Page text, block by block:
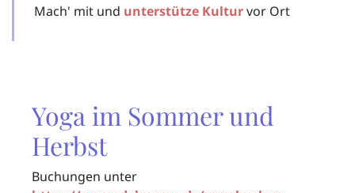
Mach' mit und unterstütze Kulturvor Ort
Yoga im Sommer und
Herbst
Buchungen unter